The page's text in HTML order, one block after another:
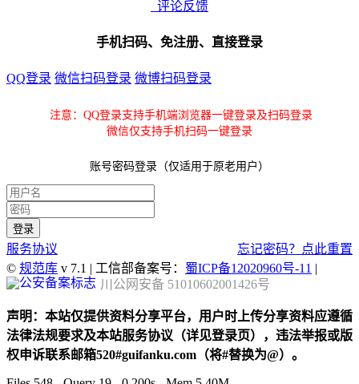
评论反馈
手机扫码、免注册、直接登录
QQ登录 微信扫码登录 微博扫码登录
注意：QQ登录支持手机端浏览器一键登录及扫码登录
微信仅支持手机扫码一键登录
账号密码登录（仅适用于原老用户）
服务协议
忘记密码？点此重置
© 规范库 v 7.1 | 工信部备案号： 蜀ICP备12020960号-11 |
川公网安备 51010602001426号
声明：本站仅提供资料分享平台，用户时上传分享资料应遵循
法律法规要求及本站服务协议（详见登录页），违法举报或版
权申诉联系邮箱520#guifanku.com（将#替换为@）。